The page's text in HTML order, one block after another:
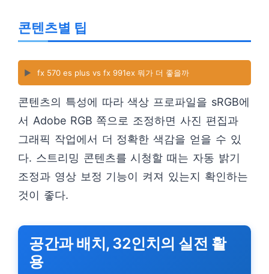
콘텐츠별 팁
▶️ fx 570 es plus vs fx 991ex 뭐가 더 좋을까
콘텐츠의 특성에 따라 색상 프로파일을 sRGB에
서 Adobe RGB 쪽으로 조정하면 사진 편집과
그래픽 작업에서 더 정확한 색감을 얻을 수 있
다. 스트리밍 콘텐츠를 시청할 때는 자동 밝기
조정과 영상 보정 기능이 켜져 있는지 확인하는
것이 좋다.
공간과 배치, 32인치의 실전 활
용